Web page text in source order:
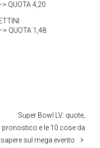
QUOTA 4,20
QUOTA 1,48
Super Bowl LV: quote,
pronostico e le 10 cose da
sapere sul mega evento